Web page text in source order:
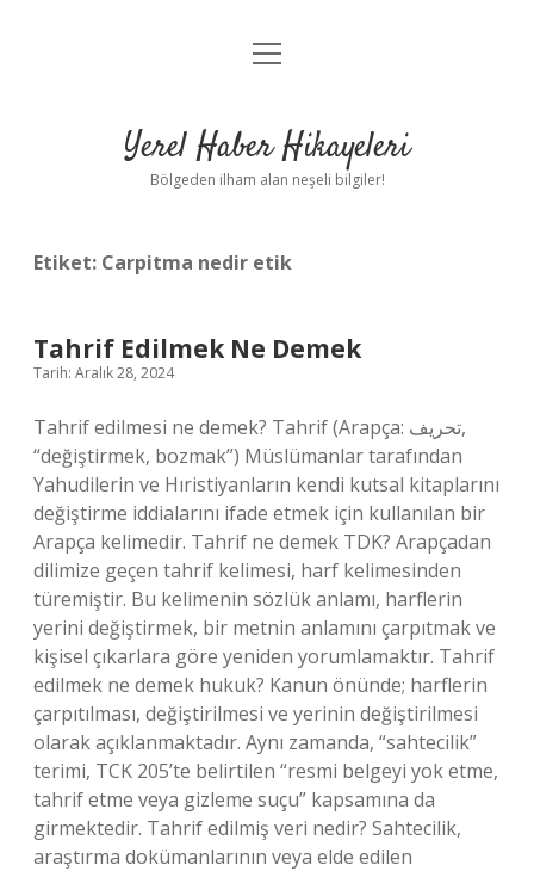
Anasayfa
Yasal Uyarı
menüyü
Yerel Haber Hikayeleri
Bölgeden ilham alan neşeli bilgiler!
Etiket: Carpitma nedir etik
Tahrif Edilmek Ne Demek
Tarih: Aralık 28, 2024
Tahrif edilmesi ne demek? Tahrif (Arapça: تحريف‎,
“değiştirmek, bozmak”) Müslümanlar tarafından
Yahudilerin ve Hıristiyanların kendi kutsal kitaplarını
değiştirme iddialarını ifade etmek için kullanılan bir
Arapça kelimedir. Tahrif ne demek TDK? Arapçadan
dilimize geçen tahrif kelimesi, harf kelimesinden
türemiştir. Bu kelimenin sözlük anlamı, harflerin
yerini değiştirmek, bir metnin anlamını çarpıtmak ve
kişisel çıkarlara göre yeniden yorumlamaktır. Tahrif
edilmek ne demek hukuk? Kanun önünde; harflerin
çarpıtılması, değiştirilmesi ve yerinin değiştirilmesi
olarak açıklanmaktadır. Aynı zamanda, “sahtecilik”
terimi, TCK 205’te belirtilen “resmi belgeyi yok etme,
tahrif etme veya gizleme suçu” kapsamına da
girmektedir. Tahrif edilmiş veri nedir? Sahtecilik,
araştırma dokümanlarının veya elde edilen